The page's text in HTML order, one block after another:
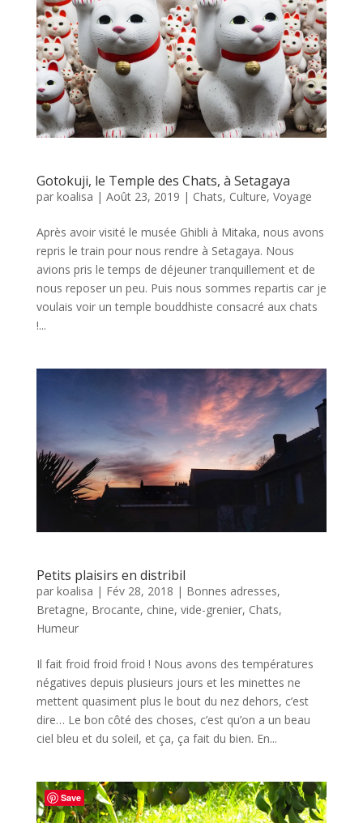
Gotokuji, le Temple des Chats, à Setagaya
par koalisa | Août 23, 2019 | Chats, Culture, Voyage
Après avoir visité le musée Ghibli à Mitaka, nous avons
repris le train pour nous rendre à Setagaya. Nous
avions pris le temps de déjeuner tranquillement et de
nous reposer un peu. Puis nous sommes repartis car je
voulais voir un temple bouddhiste consacré aux chats
!...
Petits plaisirs en distribil
par koalisa | Fév 28, 2018 | Bonnes adresses,
Bretagne, Brocante, chine, vide-grenier, Chats,
Humeur
Il fait froid froid froid ! Nous avons des températures
négatives depuis plusieurs jours et les minettes ne
mettent quasiment plus le bout du nez dehors, c’est
dire… Le bon côté des choses, c’est qu’on a un beau
ciel bleu et du soleil, et ça, ça fait du bien. En...
Save